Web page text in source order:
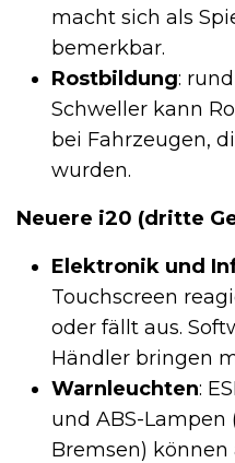
macht sich als
bemerkbar.
Rostbildung:
Schweller kann
bei Fahrzeugen,
wurden.
Neuere i20 (dritte
Elektronik und
Touchscreen
oder fällt aus.
Händler bringen
Warnleuchten:
und ABS-
Bremsen)